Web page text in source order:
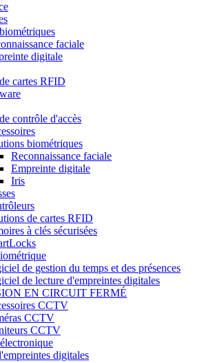
faciale
digitale
cartes RFID
contrôle d'accès
biométriques
Reconnaissance faciale
Empreinte digitale
Iris
de cartes RFID
à clés sécurisées
de gestion du temps et des présences
de lecture d'empreintes digitales
EN CIRCUIT FERMÉ
CCTV
CCTV
CCTV
digitales